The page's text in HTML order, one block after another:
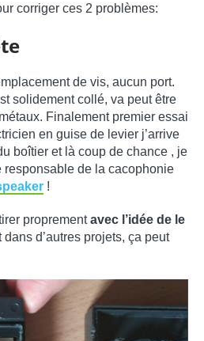
corriger ces 2 problèmes:
de vis, aucun port.
solidement collé, va peut être
Finalement premier essai
en guise de levier j’arrive
boîtier et là coup de chance , je
responsable de la cacophonie
!
proprementavec l’idée de le
d’autres projets, ça peut